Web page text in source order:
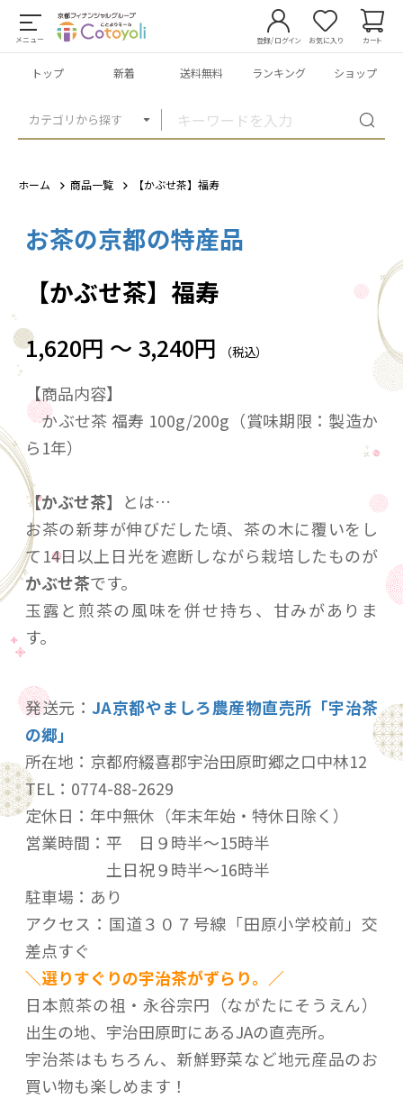
メニュー
カテゴリから探す
登録/ログイン お気に入り カート
トップ 新着 送料無料 ランキング ショップ
ホーム 商品一覧 【かぶせ茶】福寿
お茶の京都の特産品
【かぶせ茶】福寿
1,620円 ～ 3,240円 （税込）
【商品内容】
かぶせ茶 福寿 100g/200g（賞味期限：製造か
ら1年）
【かぶせ茶】 とは…
お茶の新芽が伸びだした頃、茶の木に覆いをし
て14日以上日光を遮断しながら栽培したものが
かぶせ茶です。
玉露と煎茶の風味を併せ持ち、甘みがありま
す。
発送元： JA京都やましろ農産物直売所「宇治茶
の郷」
所在地：京都府綴喜郡宇治田原町郷之口中林12
TEL：0774-88-2629
定休日：年中無休（年末年始・特休日除く）
営業時間：平 日９時半～15時半
土日祝９時半～16時半
駐車場：あり
アクセス：国道３０７号線「田原小学校前」交
差点すぐ
＼選りすぐりの宇治茶がずらり。／
日本煎茶の祖・永谷宗円（ながたにそうえん）
出生の地、宇治田原町にあるJAの直売所。
宇治茶はもちろん、新鮮野菜など地元産品のお
買い物も楽しめます！